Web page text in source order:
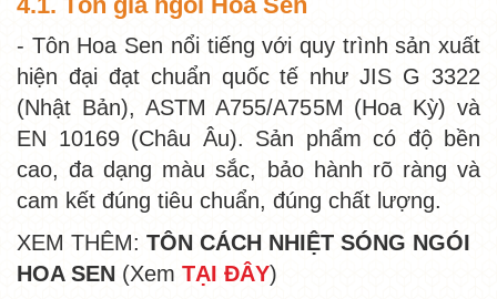
- Tôn Hoa Sen nổi tiếng với quy trình sản xuất
hiện đại đạt chuẩn quốc tế như JIS G 3322
(Nhật Bản), ASTM A755/A755M (Hoa Kỳ) và
EN 10169 (Châu Âu). Sản phẩm có độ bền
cao, đa dạng màu sắc, bảo hành rõ ràng và
cam kết đúng tiêu chuẩn, đúng chất lượng.
XEM THÊM: TÔN CÁCH NHIỆT SÓNG NGÓI
HOA SEN (Xem TẠI ĐÂY)